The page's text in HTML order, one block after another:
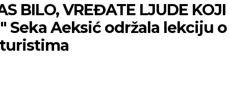
BILO, VREĐATE LJUDE KOJI
Seka Aeksić održala lekciju o